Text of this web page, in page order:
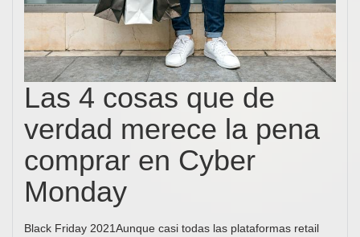
Las 4 cosas que de
verdad merece la pena
comprar en Cyber
Monday
Black Friday 2021Aunque casi todas las plataformas retail